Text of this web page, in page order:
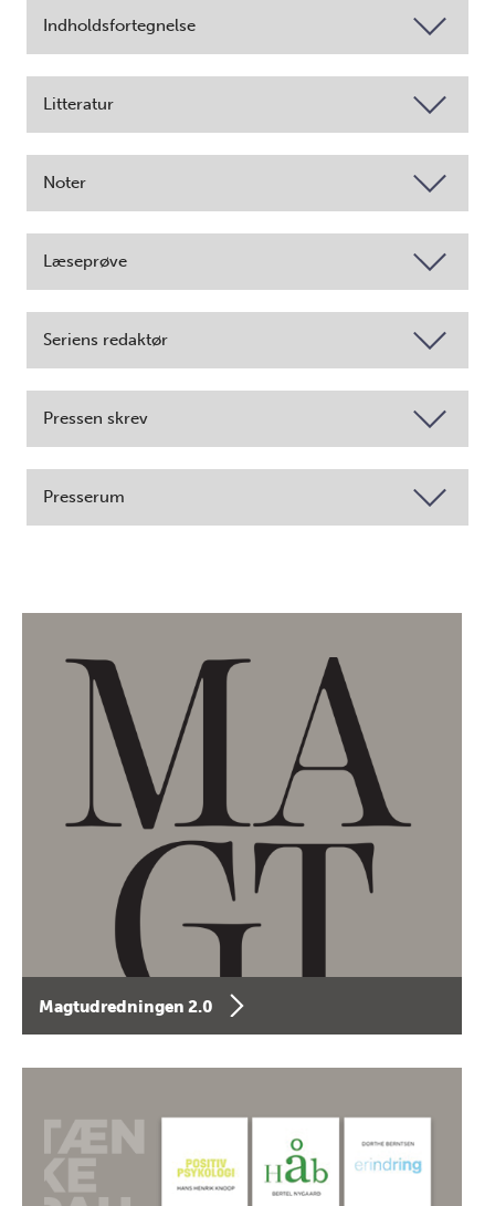
Indholdsfortegnelse
Litteratur
Noter
Læseprøve
Seriens redaktør
Pressen skrev
Presserum
Magtudredningen 2.0